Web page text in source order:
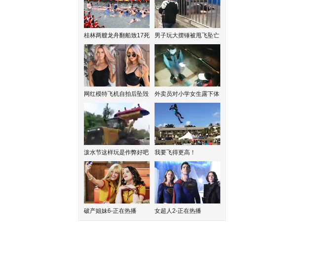
桂林两艘龙舟翻船致17死 男子玩大摆锤被甩飞坠亡
网红模特飞机自拍后坠毁 外卖员对小学女生露下体
泼水节这样玩是作弊好吧 我要飞得更高！
破产姐妹6-正在热播 女超人2-正在热播